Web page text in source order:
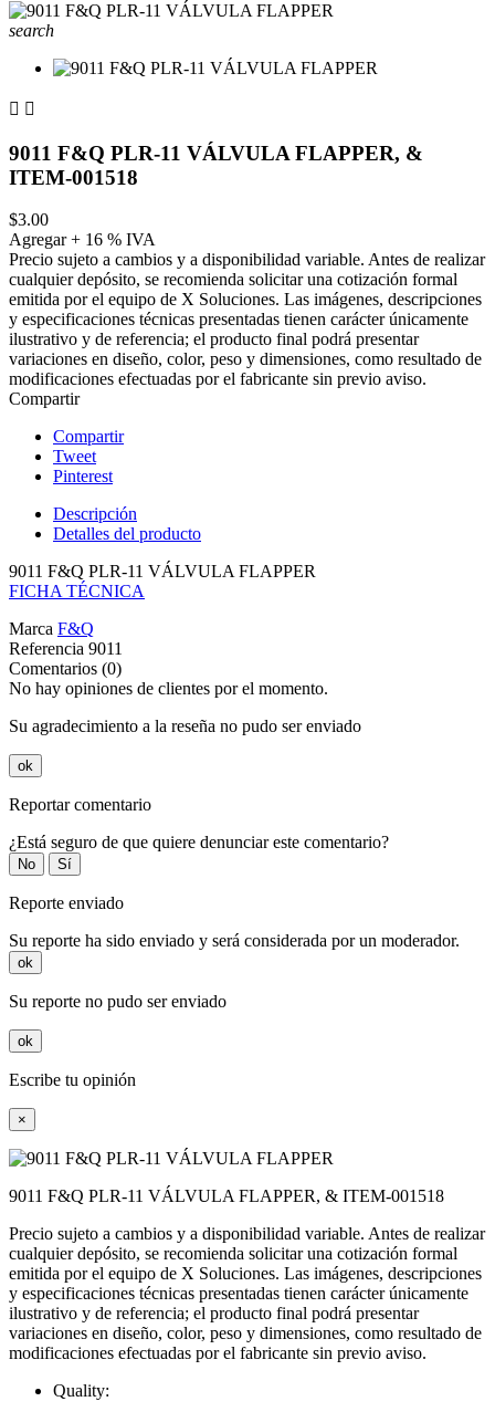
search
 
9011 F&Q PLR-11 VÁLVULA FLAPPER, &
ITEM-001518
$3.00
Agregar + 16 % IVA
Precio sujeto a cambios y a disponibilidad variable. Antes de realizar
cualquier depósito, se recomienda solicitar una cotización formal
emitida por el equipo de X Soluciones. Las imágenes, descripciones
y especificaciones técnicas presentadas tienen carácter únicamente
ilustrativo y de referencia; el producto final podrá presentar
variaciones en diseño, color, peso y dimensiones, como resultado de
modificaciones efectuadas por el fabricante sin previo aviso.
Compartir
Compartir
Tweet
Pinterest
Descripción
Detalles del producto
9011 F&Q PLR-11 VÁLVULA FLAPPER
FICHA TÉCNICA
Marca F&Q
Referencia 9011
Comentarios (0)
No hay opiniones de clientes por el momento.
Su agradecimiento a la reseña no pudo ser enviado
ok
Reportar comentario
¿Está seguro de que quiere denunciar este comentario?
No Sí
Reporte enviado
Su reporte ha sido enviado y será considerada por un moderador.
ok
Su reporte no pudo ser enviado
ok
Escribe tu opinión
×
9011 F&Q PLR-11 VÁLVULA FLAPPER, & ITEM-001518
Precio sujeto a cambios y a disponibilidad variable. Antes de realizar
cualquier depósito, se recomienda solicitar una cotización formal
emitida por el equipo de X Soluciones. Las imágenes, descripciones
y especificaciones técnicas presentadas tienen carácter únicamente
ilustrativo y de referencia; el producto final podrá presentar
variaciones en diseño, color, peso y dimensiones, como resultado de
modificaciones efectuadas por el fabricante sin previo aviso.
Quality: